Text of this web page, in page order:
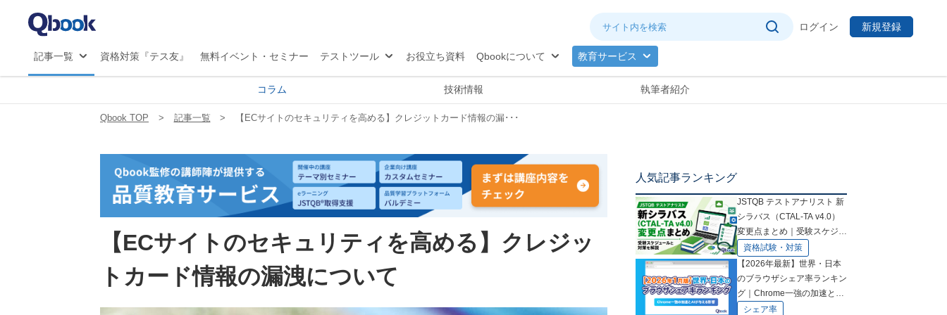
ログイン 新規登録
記事一覧 資格対策『テス友』 無料イベント・セミナー テストツール お役立ち資料 Qbookについて 教育サービス
コラム 技術情報 執筆者紹介
Qbook TOP 記事一覧 【ECサイトのセキュリティを高める】クレジットカード情報の漏･･･
【ECサイトのセキュリティを高める】クレジッ
トカード情報の漏洩について
人気記事ランキング
JSTQB テストアナリスト 新
シラバス（CTAL-TA v4.0）
変更点まとめ｜受験スケジュ
ールと対策を解説
資格試験・対策
【2026年最新】世界・日本
のブラウザシェア率ランキン
グ｜Chrome一強の加速とAI
が与える影響
シェア率